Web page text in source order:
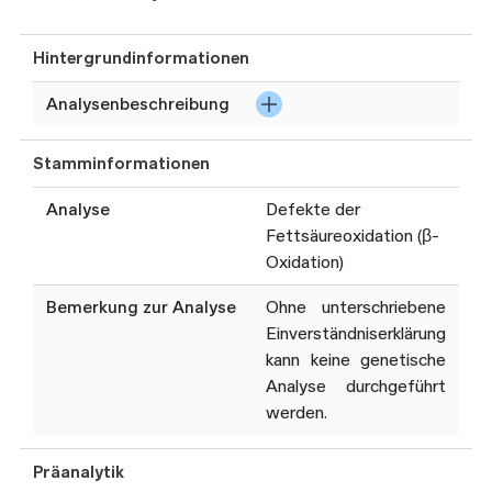
Hintergrundinformationen
Analysenbeschreibung
Hochdurchsatzsequenzierung
Deletions- und
Duplikationsanalysen (MLPA),
Zusammenstellung eines
Gen-Panels gemäss klinischer
Fragestellung. Die
ausgewerteten Gen-Panels
werden regelmässig an den
aktuellen Stand der
Wissenschaft angepasst.
Diese Analyse wird i.d.R. nur
Stamminformationen
Analyse
Defekte der
Fettsäureoxidation (β-
Oxidation)
Bemerkung zur Analyse
Ohne unterschriebene
Einverständniserklärung
kann keine genetische
Analyse durchgeführt
werden.
Präanalytik